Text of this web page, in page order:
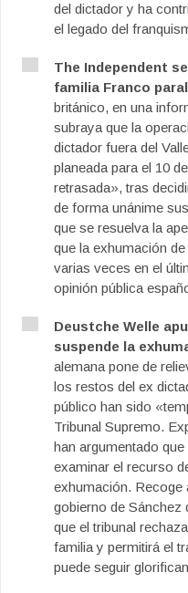
del dictador y ha
el legado del
The Independent
familia Franco
británico, en una
subraya que la
dictador fuera del
planeada para el 10
retrasada», tras
de forma unánime
que se resuelva la
que la exhumación
varias veces en el
opinión pública
Deustche Welle
suspende la
alemana pone de
los restos del ex
público han sido
Tribunal Supremo.
han argumentado
examinar el recurso
exhumación. Recoge
gobierno de Sánchez
que el tribunal
familia y permitirá el
puede seguir